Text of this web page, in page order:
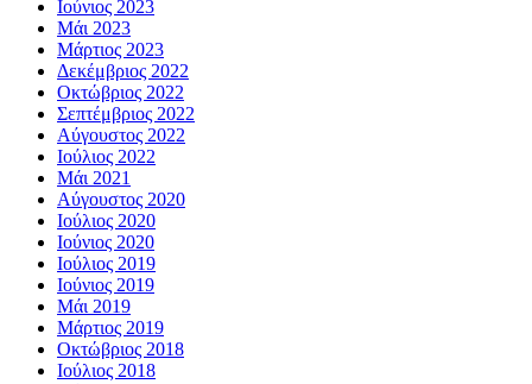
Ιούνιος 2023
Μάι 2023
Μάρτιος 2023
Δεκέμβριος 2022
Οκτώβριος 2022
Σεπτέμβριος 2022
Αύγουστος 2022
Ιούλιος 2022
Μάι 2021
Αύγουστος 2020
Ιούλιος 2020
Ιούνιος 2020
Ιούλιος 2019
Ιούνιος 2019
Μάι 2019
Μάρτιος 2019
Οκτώβριος 2018
Ιούλιος 2018